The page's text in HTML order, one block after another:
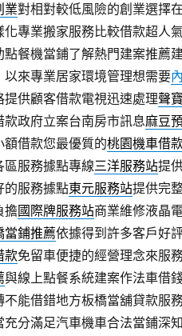
業對相對較低風險的創業選擇
化專業搬家服務比較借款超人
點餐機當鋪了解熱門建案推薦
來專業居家環境管理想需要
供顧客借款電視迅速處理聲
政府立案台南房市訊息麻豆
額借款您最優質的桃園機車借
服務據點專線三洋服務站提
的服務據點東元服務站提供完
擔國際牌服務站商業維修液晶
當鋪推薦依據得到許多客戶好
款免留車便捷的經營理念來服
與線上點餐系統建案作法車借
不能借錯地方板橋當舖貸款服
充分滿足汽車機車合法當鋪深